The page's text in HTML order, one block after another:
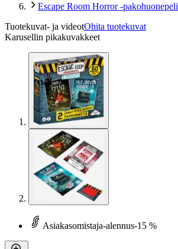
Escape Room Horror -pakohuonepeli
Tuotekuvat- ja videotOhita tuotekuvat
Karusellin pikakuvakkeet
Asiakasomistaja-alennus-15 %